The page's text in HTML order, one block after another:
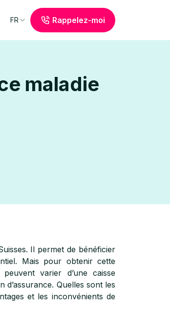
FR Rappelez-moi
maladie
Il permet de bénéficier
Mais pour obtenir cette
varier d’une caisse
d’assurance. Quelles sont les
et les inconvénients de